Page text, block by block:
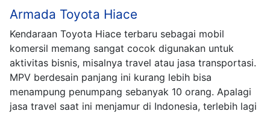
Armada Toyota Hiace
Kendaraan Toyota Hiace terbaru sebagai mobil
komersil memang sangat cocok digunakan untuk
aktivitas bisnis, misalnya travel atau jasa transportasi.
MPV berdesain panjang ini kurang lebih bisa
menampung penumpang sebanyak 10 orang. Apalagi
jasa travel saat ini menjamur di Indonesia, terlebih lagi